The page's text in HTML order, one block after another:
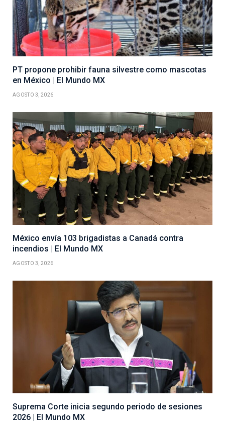
PT propone prohibir fauna silvestre como mascotas
en México | El Mundo MX
AGOSTO 3, 2026
México envía 103 brigadistas a Canadá contra
incendios | El Mundo MX
AGOSTO 3, 2026
Suprema Corte inicia segundo periodo de sesiones
2026 | El Mundo MX